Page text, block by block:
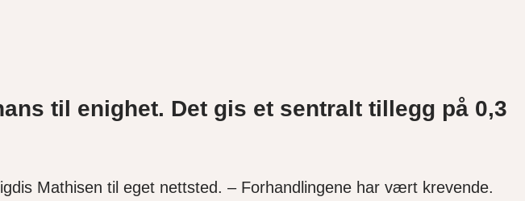
til enighet. Det gis et sentralt tillegg på 0,3
Mathisen til eget nettsted. – Forhandlingene har vært krevende.